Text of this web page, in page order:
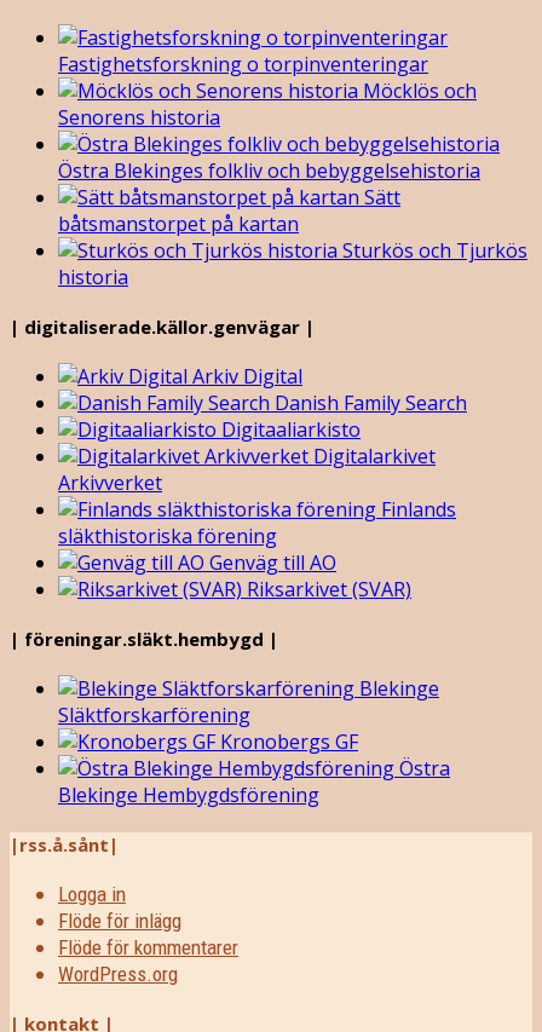
Fastighetsforskning o torpinventeringar
Möcklös och
Senorens historia
Östra Blekinges folkliv och bebyggelsehistoria
Sätt
båtsmanstorpet på kartan
Sturkös och Tjurkös
historia
| digitaliserade.källor.genvägar |
Arkiv Digital
Danish Family Search
Digitaaliarkisto
Digitalarkivet
Arkivverket
Finlands
släkthistoriska förening
Genväg till AO
Riksarkivet (SVAR)
| föreningar.släkt.hembygd |
Blekinge
Släktforskarförening
Kronobergs GF
Östra
Blekinge Hembygdsförening
|rss.å.sånt|
Logga in
Flöde för inlägg
Flöde för kommentarer
WordPress.org
| kontakt |